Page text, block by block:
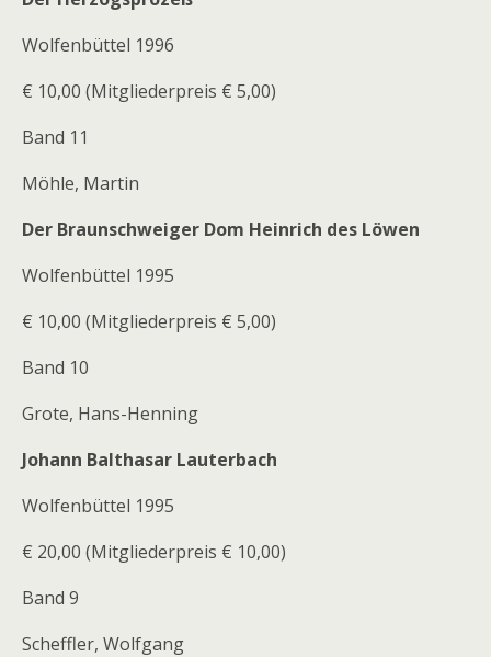
Wolfenbüttel 1996
€ 10,00 (Mitgliederpreis € 5,00)
Band 11
Möhle, Martin
Der Braunschweiger Dom Heinrich des Löwen
Wolfenbüttel 1995
€ 10,00 (Mitgliederpreis € 5,00)
Band 10
Grote, Hans-Henning
Johann Balthasar Lauterbach
Wolfenbüttel 1995
€ 20,00 (Mitgliederpreis € 10,00)
Band 9
Scheffler, Wolfgang